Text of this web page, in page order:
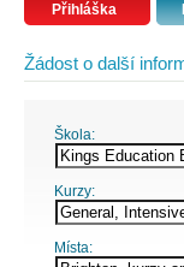
Přihláška
Žádost o další
Škola:
Kurzy:
Místa: